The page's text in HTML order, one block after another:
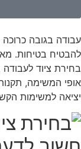
עבודה בגובה כרוכה
להבטיח בטיחות.
בחירת ציוד
אופי המשימה,
יציאה למשימות